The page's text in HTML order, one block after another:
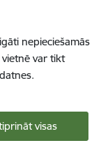
nepieciešamās
var tikt
visas